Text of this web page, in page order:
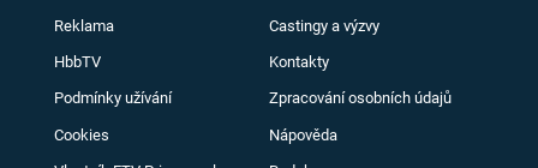
Reklama Castingy a výzvy
HbbTV Kontakty
Podmínky užívání Zpracování osobních údajů
Cookies Nápověda